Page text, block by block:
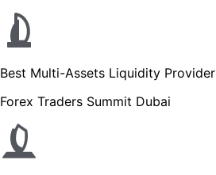
Best Multi-Assets Liquidity Provider
Forex Traders Summit Dubai